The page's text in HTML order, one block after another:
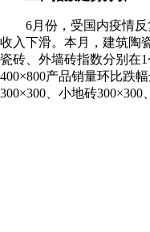
6月份，受国内疫情反
收入下滑。本月，建筑陶
瓷砖、外墙砖指数分别在
400×800产品销量环比跌
300×300、小地砖